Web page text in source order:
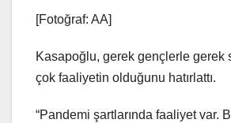
[Fotoğraf: AA]
Kasapoğlu, gerek gençlerle gerek
çok faaliyetin olduğunu hatırlattı.
“Pandemi şartlarında faaliyet var.